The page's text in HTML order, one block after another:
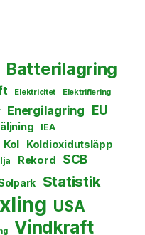
Batterilagring
Elektricitet Elektrifiering
Energilagring EU
IEA
Kol Koldioxidutsläpp
Rekord SCB
Statistik
USA
Vindkraft